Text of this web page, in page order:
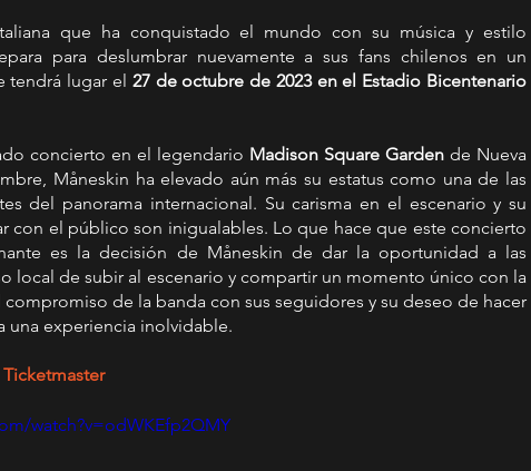
que ha conquistado el mundo con su música y estilo
para deslumbrar nuevamente a sus fans chilenos en un
tendrá lugar el 27 de octubre de 2023 en el Estadio Bicentenario
concierto en el legendario Madison Square Garden de Nueva
Måneskin ha elevado aún más su estatus como una de las
del panorama internacional. Su carisma en el escenario y su
con el público son inigualables. Lo que hace que este concierto
es la decisión de Måneskin de dar la oportunidad a las
local de subir al escenario y compartir un momento único con la
compromiso de la banda con sus seguidores y su deseo de hacer
una experiencia inolvidable.
Ticketmaster
watch?v=odWKEfp2QMY